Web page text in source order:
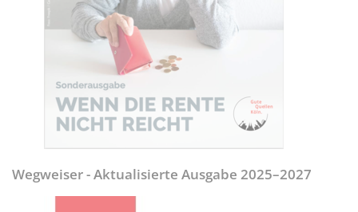
Wegweiser - Aktualisierte Ausgabe 2025–2027